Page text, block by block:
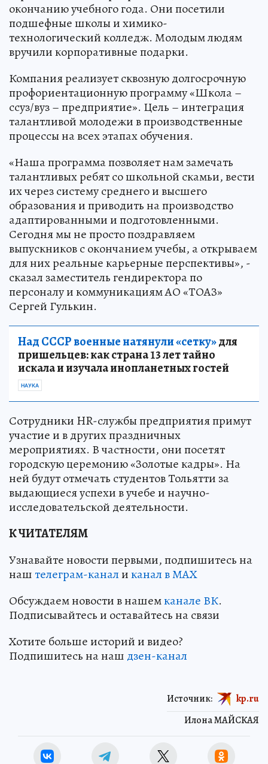
окончанию учебного года. Они посетили
подшефные школы и химико-
технологический колледж. Молодым людям
вручили корпоративные подарки.
Компания реализует сквозную долгосрочную
профориентационную программу «Школа –
ссуз/вуз – предприятие». Цель – интеграция
талантливой молодежи в производственные
процессы на всех этапах обучения.
«Наша программа позволяет нам замечать
талантливых ребят со школьной скамьи, вести
их через систему среднего и высшего
образования и приводить на производство
адаптированными и подготовленными.
Сегодня мы не просто поздравляем
выпускников с окончанием учебы, а открываем
для них реальные карьерные перспективы», -
сказал заместитель гендиректора по
персоналу и коммуникациям АО «ТОАЗ»
Сергей Гулькин.
Над СССР военные натянули «сетку»для
пришельцев: как страна 13 лет тайно
искала и изучала инопланетных гостей
НАУКА
Сотрудники HR-службы предприятия примут
участие и в других праздничных
мероприятиях. В частности, они посетят
городскую церемонию «Золотые кадры». На
ней будут отмечать студентов Тольятти за
выдающиеся успехи в учебе и научно-
исследовательской деятельности.
К ЧИТАТЕЛЯМ
Узнавайте новости первыми, подпишитесь на
наштелеграм-каналиканал в МАХ
Обсуждаем новости в нашемканале ВК.
Подписывайтесь и оставайтесь на связи
Хотите больше историй и видео?
Подпишитесь на наш дзен-канал
Илона МАЙСКАЯ
Источник: kp.ru